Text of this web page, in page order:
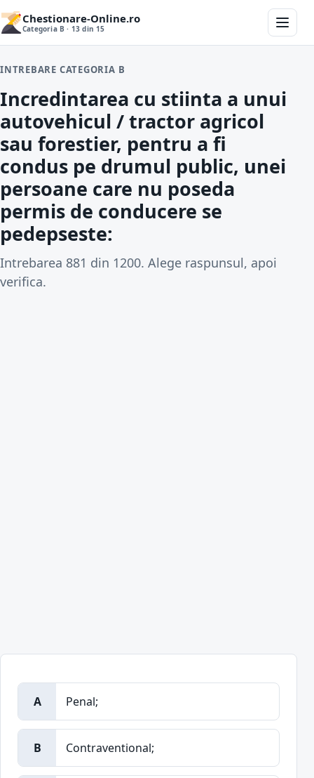
Chestionare-Online.ro
Categoria B · 13 din 15
INTREBARE CATEGORIA B
Incredintarea cu stiinta a unui
autovehicul / tractor agricol
sau forestier, pentru a fi
condus pe drumul public, unei
persoane care nu poseda
permis de conducere se
pedepseste:
Intrebarea 881 din 1200. Alege raspunsul, apoi
verifica.
A Penal;
B Contraventional;